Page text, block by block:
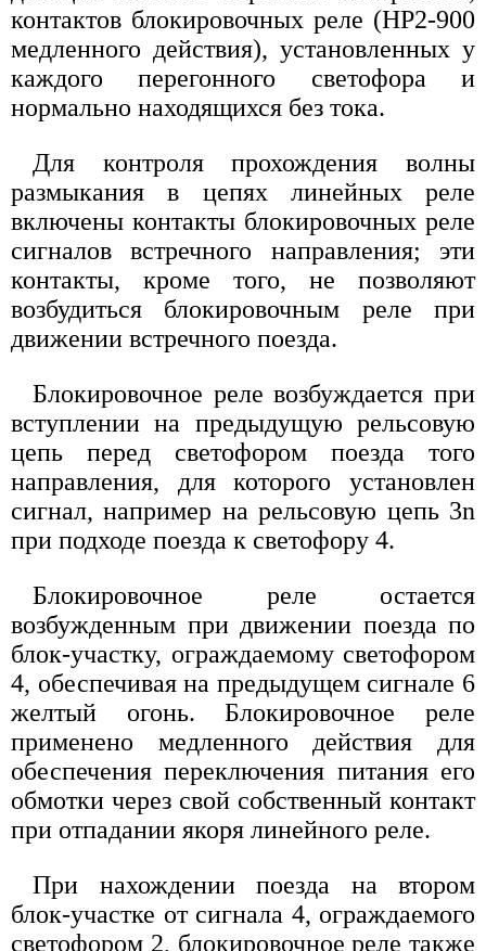
контактов блокировочных реле (НР2-900
медленного действия), установленных у
каждого перегонного светофора и
нормально находящихся без тока.
Для контроля прохождения волны
размыкания в цепях линейных реле
включены контакты блокировочных реле
сигналов встречного направления; эти
контакты, кроме того, не позволяют
возбудиться блокировочным реле при
движении встречного поезда.
Блокировочное реле возбуждается при
вступлении на предыдущую рельсовую
цепь перед светофором поезда того
направления, для которого установлен
сигнал, например на рельсовую цепь 3n
при подходе поезда к светофору 4.
Блокировочное реле остается
возбужденным при движении поезда по
блок-участку, ограждаемому светофором
4, обеспечивая на предыдущем сигнале 6
желтый огонь. Блокировочное реле
применено медленного действия для
обеспечения переключения питания его
обмотки через свой собственный контакт
при отпадании якоря линейного реле.
При нахождении поезда на втором
блок-участке от сигнала 4, ограждаемого
светофором 2, блокировочное реле также